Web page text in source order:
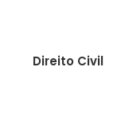
Direito Civil